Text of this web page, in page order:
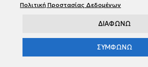
e-damianakis.gr © 2026
Πολιτική Προστασίας Δεδομένων
ΔΙΑΦΩΝΩ
ΣΥΜΦΩΝΩ